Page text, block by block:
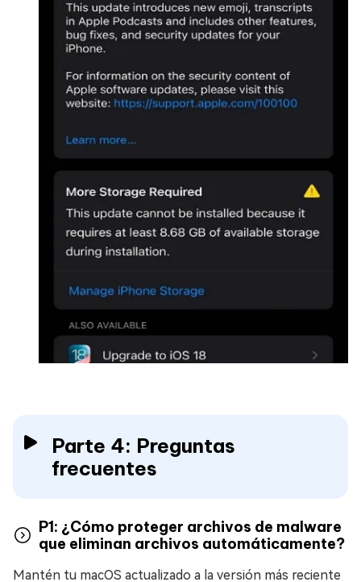
Parte 4: Preguntas
frecuentes
P1: ¿Cómo proteger archivos de malware
que eliminan archivos automáticamente?
Mantén tu macOS actualizado a la versión más reciente